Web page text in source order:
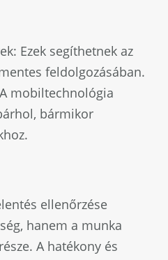
Ezek segíthetnek az
feldolgozásában.
mobiltechnológia
bármikor
ellenőrzése
hanem a munka
A hatékony és